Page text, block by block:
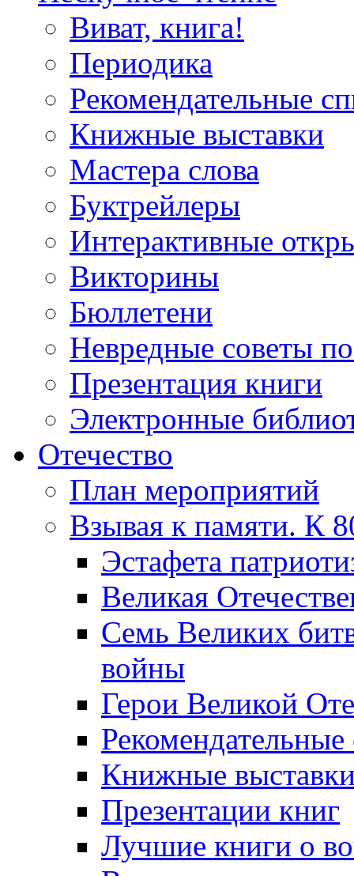
Виват, книга!
Периодика
Рекомендательные
Книжные выставки
Мастера слова
Буктрейлеры
Интерактивные
Викторины
Бюллетени
Невредные советы
Презентация книги
Электронные
Отечество
План мероприятий
Взывая к памяти. К
Эcтафета
Великая
Семь Великих
войны
Герои Великой
Рекомендательные
Книжные
Презентации книг
Лучшие книги о